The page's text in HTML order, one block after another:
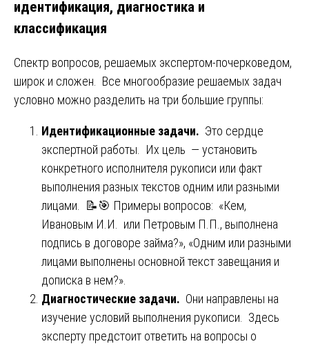
идентификация, диагностика и
классификация
Спектр вопросов, решаемых экспертом-почерковедом,
широк и сложен. Все многообразие решаемых задач
условно можно разделить на три большие группы:
Идентификационные задачи. Это сердце
экспертной работы. Их цель — установить
конкретного исполнителя рукописи или факт
выполнения разных текстов одним или разными
лицами. 📝🎯 Примеры вопросов: «Кем,
Ивановым И.И. или Петровым П.П., выполнена
подпись в договоре займа?», «Одним или разными
лицами выполнены основной текст завещания и
дописка в нем?».
Диагностические задачи. Они направлены на
изучение условий выполнения рукописи. Здесь
эксперту предстоит ответить на вопросы о